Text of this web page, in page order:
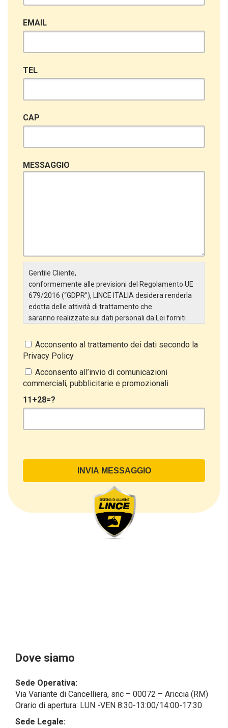
EMAIL
TEL
CAP
MESSAGGIO
Gentile Cliente,
conformemente alle previsioni del Regolamento UE
679/2016 (“GDPR”), LINCE ITALIA desidera renderla
edotta delle attività di trattamento che
saranno realizzate sui dati personali da Lei forniti
particolare:
Titolare del Trattamento
Il Titolare del Trattamento è LINCE ITALIA S.r.l., con
sede in Via Variante di Cancelliera snc 00072 –
Ariccia (RM). L’interessato può esercitare i
propri diritti inviando una raccomandata alla sede
Oggetto del Trattamento
di contatto, così come altri dati necessari ai fini della
fatturazione, come l’indirizzo). Con riferimento a
questi ultimi, cogliamo l’occasione per
sottolineare che i dati delle persone fisiche sono
sempre qualificati come personali, mentre le persone
giuridiche sono in via generale escluse
dal campo di applicazione del GDPR (artt. 1 e 4 del
Alcuni segmenti dell’attività richiesta potrebbero
l’espletamento di alcune attività determinate a
società esterne che presentano le garanzie richieste
dal GDPR, abilitandole e a compiere
operazioni determinate per conto di LINCE ITALIA e
Acconsento al trattamento dei dati secondo la
Privacy Policy
Acconsento all’invio di comunicazioni
commerciali, pubblicitarie e promozionali
11+28=?
Dove siamo
Sede Operativa:
Via Variante di Cancelliera, snc – 00072 – Ariccia (RM)
Orario di apertura: LUN -VEN 8:30-13:00/14:00-17:30
Sede Legale: